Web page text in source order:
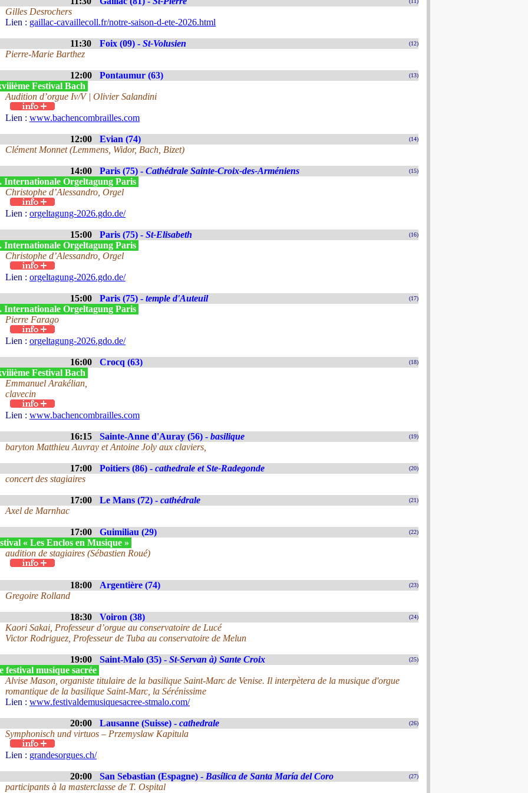
Gilles Desrochers
Lien : gaillac-cavaillecoll.fr/notre-saison-d-ete-2026.html
11:30 Foix (09) - St-Volusien (12)
Pierre-Marie Barthez
12:00 Pontaumur (63) (13)
Festival Bach
Audition d’orgue Iv/V | Olivier Salandini
Lien : www.bachencombrailles.com
12:00 Evian (74) (14)
Clément Monnet (Lemmens, Widor, Bach, Bizet)
14:00 Paris (75) - Cathédrale Sainte-Croix-des-Arméniens (15)
Internationale Orgeltagung Paris
Christophe d’Alessandro, Orgel
Lien : orgeltagung-2026.gdo.de/
15:00 Paris (75) - St-Elisabeth (16)
Internationale Orgeltagung Paris
Christophe d’Alessandro, Orgel
Lien : orgeltagung-2026.gdo.de/
15:00 Paris (75) - temple d'Auteuil (17)
Internationale Orgeltagung Paris
Pierre Farago
Lien : orgeltagung-2026.gdo.de/
16:00 Crocq (63) (18)
Festival Bach
Emmanuel Arakélian,
clavecin
Lien : www.bachencombrailles.com
16:15 Sainte-Anne d'Auray (56) - basilique (19)
baryton Matthieu Auvray et Antoine Joly aux claviers,
17:00 Poitiers (86) - cathedrale et Ste-Radegonde (20)
concert des stagiaires
17:00 Le Mans (72) - cathédrale (21)
Axel de Marnhac
17:00 Guimiliau (29) (22)
« Les Enclos en Musique »
audition de stagiaires (Sébastien Roué)
18:00 Argentière (74) (23)
Gregoire Rolland
18:30 Voiron (38) (24)
Kaori Sakai, Professeur d’orgue au conservatoire de Lucé
Victor Rodriguez, Professeur de Tuba au conservatoire de Melun
19:00 Saint-Malo (35) - St-Servan à) Sante Croix (25)
festival musique sacrée
Alvise Mason, organiste titulaire de la basilique Saint-Marc de Venise. Il interpètera de la musique d'orgue
romantique de la basilique Saint-Marc, la Sérénissime
Lien : www.festivaldemusiquesacree-stmalo.com/
20:00 Lausanne (Suisse) - cathedrale (26)
Symphonisch und virtuos – Przemyslaw Kapitula
Lien : grandesorgues.ch/
20:00 San Sebastian (Espagne) - Basílica de Santa María del Coro (27)
participants à la masterclasse de T. Ospital